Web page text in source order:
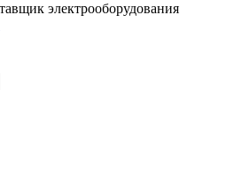
электрооборудования